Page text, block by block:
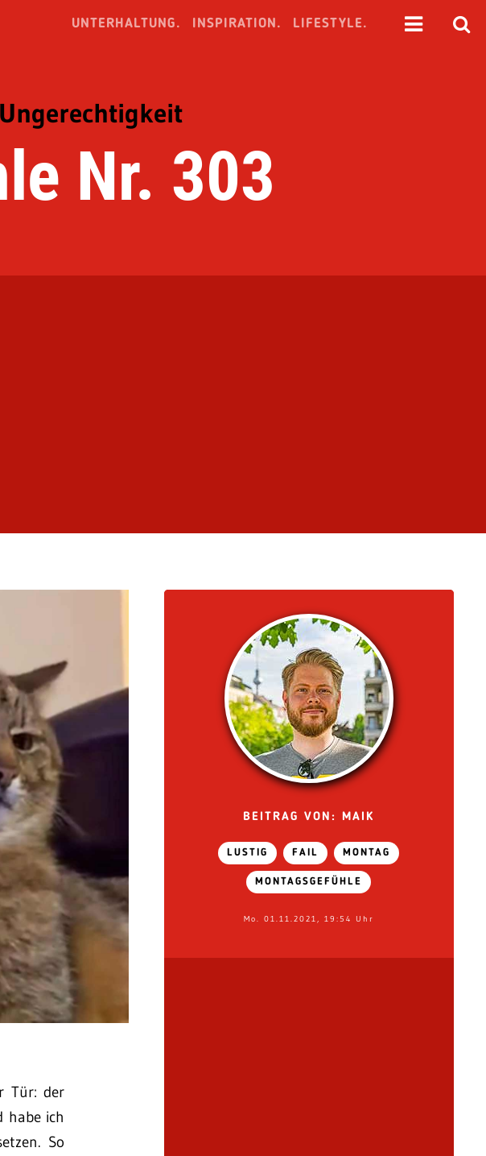
UNTERHALTUNG. INSPIRATION. LIFESTYLE.
Nr. 303
Tür: der
habe ich
So
BEITRAG VON: MAIK
LUSTIG FAIL MONTAG
MONTAGSGEFÜHLE
Mo. 01.11.2021, 19:54 Uhr